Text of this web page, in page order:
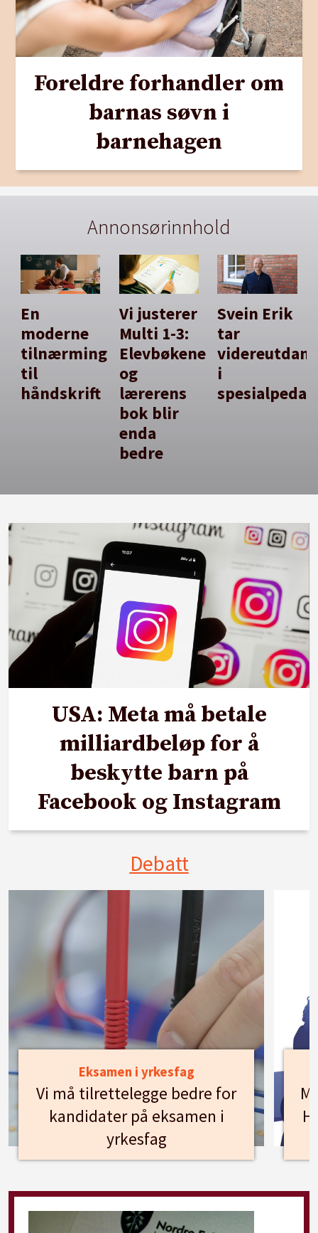
Foreldre forhandler om
barnas søvn i
barnehagen
Annonsørinnhold
En
moderne
tilnærming
til
håndskrift
Vi justerer
Multi 1-3:
Elevbøkene
og
lærerens
bok blir
enda
bedre
Svein Erik
tar
i
USA: Meta må betale
milliardbeløp for å
beskytte barn på
Facebook og Instagram
Debatt
Eksamen i yrkesfag
Vi må tilrettelegge bedre for
kandidater på eksamen i
yrkesfag